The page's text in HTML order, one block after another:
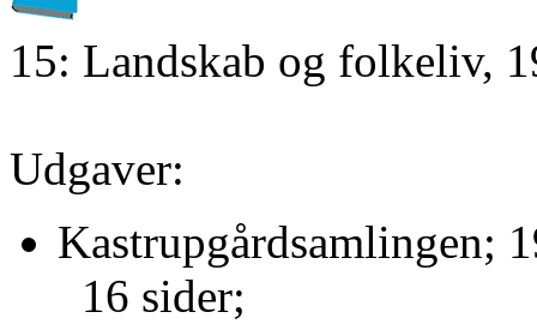
15: Landskab og folkeliv,
Udgaver:
Kastrupgårdsamlingen;
16 sider;